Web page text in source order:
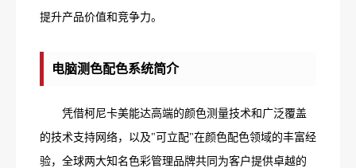
提升产品价值和竞争力。
电脑测色配色系统简介
凭借柯尼卡美能达高端的颜色测量技术和广泛覆盖
的技术支持网络，以及"可立配"在颜色配色领域的丰富经
验，全球两大知名色彩管理品牌共同为客户提供卓越的